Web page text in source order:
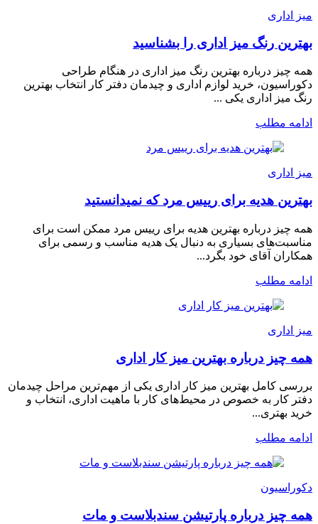
میز اداری
بهترین رنگ میز اداری را بشناسید
همه چیز درباره بهترین رنگ میز اداری در هنگام طراحی
دکوراسیون، خرید لوازم اداری و چیدمان دفتر کار انتخاب بهترین
رنگ میز اداری یکی ...
ادامه مطلب
میز اداری
بهترین هدیه برای رییس مرد که نمیدانستید
همه چیز درباره بهترین هدیه برای رییس مرد ممکن است برای
مناسبت‌های بسیاری به دنبال یک هدیه مناسب و رسمی برای
همکاران آقای خود بگرد...
ادامه مطلب
میز اداری
همه چیز درباره بهترین میز کار اداری
بررسی کامل بهترین میز کار اداری یکی از مهم‌ترین مراحل چیدمان
دفتر کار به خصوص در محیط‌های کار با ماهیت اداری، انتخاب و
خرید بهتری...
ادامه مطلب
دکوراسیون
همه چیز درباره پارتیشن سندبلاست و مات